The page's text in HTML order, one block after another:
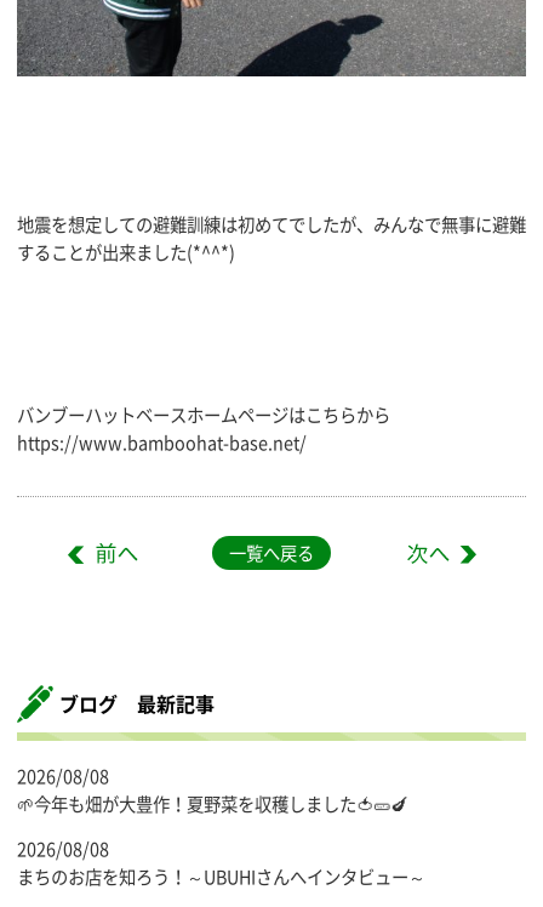
地震を想定しての避難訓練は初めてでしたが、みんなで無事に避難
することが出来ました(*^^*)
バンブーハットベースホームページはこちらから
https://www.bamboohat-base.net/
一覧へ戻る
ブログ 最新記事
2026/08/08
🌱今年も畑が大豊作！夏野菜を収穫しました🍅🥒🍆
2026/08/08
まちのお店を知ろう！～UBUHIさんへインタビュー～